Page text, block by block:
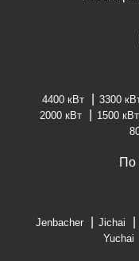
4400 кВт 3300
2000 кВт
1500 кВт
По
Jenbacher Jichai
Yuchai